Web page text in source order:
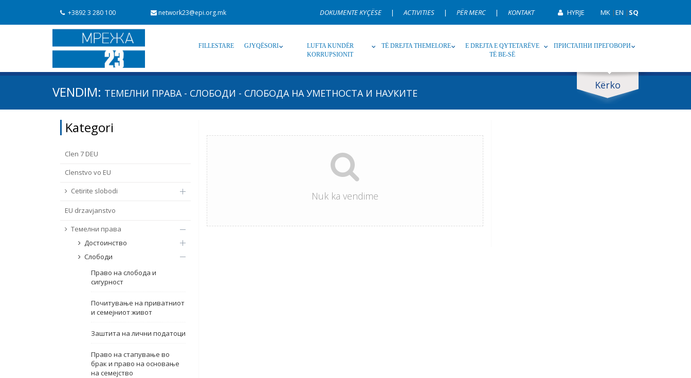
+3892 3 280 100 network23@epi.org.mk DOKUMENTE KYÇËSE | ACTIVITIES | PËR MERC | KONTAKT HYRJE MK |EN | SQ
FILLESTARE GJYQËSORI
LUFTA KUNDËR
KORRUPSIONIT
TË DREJTA THEMELORE
E DREJTA E QYTETARËVE
TË BE-SË
ПРИСТАПНИ ПРЕГОВОРИ
Kërko
Kërko dokumente
VENDIM: ТЕМЕЛНИ ПРАВА - СЛОБОДИ - СЛОБОДА НА УМЕТНОСТА И НАУКИТЕ
Kategori
Clen 7 DEU
Clenstvo vo EU
Cetirite slobodi
EU drzavјanstvo
Темелни права
Достоинство
Слободи
Право на слобода и
сигурност
Почитување на приватниот
и семејниот живот
Заштита на лични податоци
Право на стапување во
брак и право на основање
на семејство
Nuk ka vendime